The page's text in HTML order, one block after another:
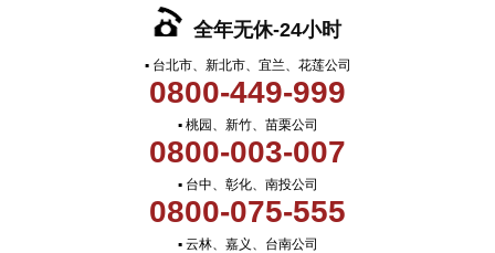
全年无休-24小时
▪ 台北市、新北市、宜兰、花莲公司
0800-449-999
▪ 桃园、新竹、苗栗公司
0800-003-007
▪ 台中、彰化、南投公司
0800-075-555
▪ 云林、嘉义、台南公司